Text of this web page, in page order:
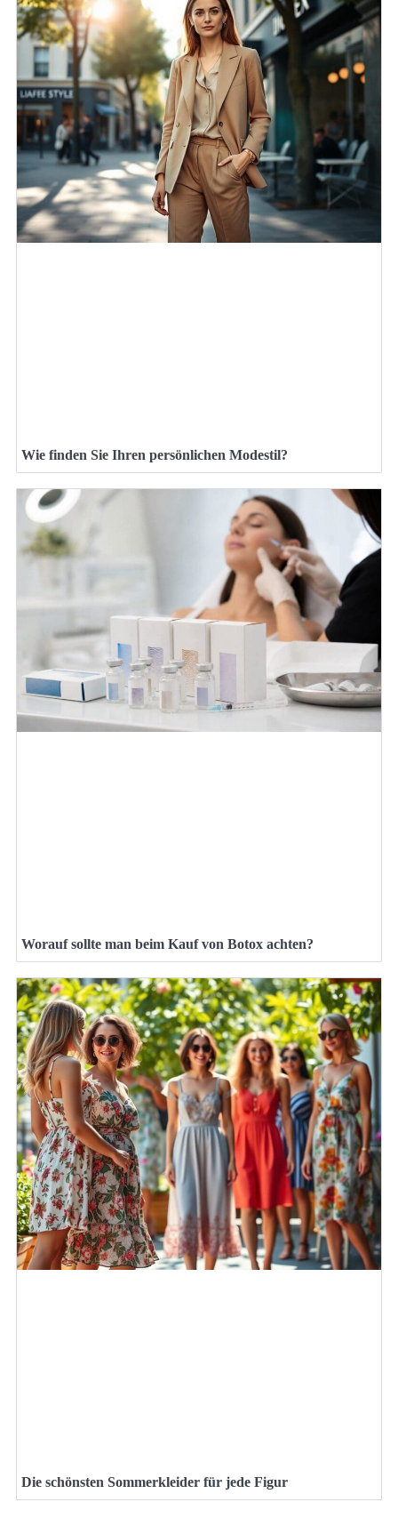
Wie finden Sie Ihren persönlichen Modestil?
Worauf sollte man beim Kauf von Botox achten?
Die schönsten Sommerkleider für jede Figur